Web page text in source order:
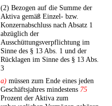
(2) Bezogen auf die Summe der
Aktiva gemäß Einzel- bzw.
Konzernabschluss nach Absatz 1
abzüglich der
Ausschüttungsverpflichtung im
Sinne des § 13 Abs. 1 und der
Rücklagen im Sinne des § 13 Abs.
3
a) müssen zum Ende eines jeden
Geschäftsjahres mindestens 75
Prozent der Aktiva zum